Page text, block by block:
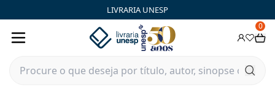
LIVRARIA UNESP
0